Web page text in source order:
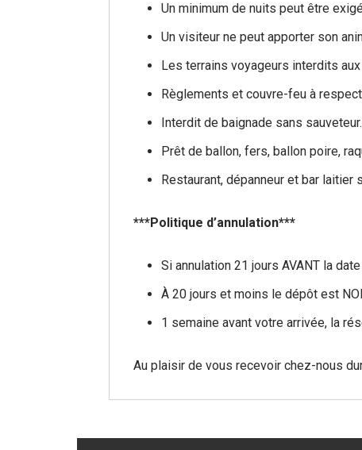
Un minimum de nuits peut être
Un visiteur ne peut apporter son
Les terrains voyageurs interdits
Règlements et couvre-feu à
Interdit de baignade sans sauveteur.
Prêt de ballon, fers, ballon poire,
Restaurant, dépanneur et bar laitier
***Politique d’annulation***
Si annulation 21 jours AVANT la
À 20 jours et moins le dépôt est
1 semaine avant votre arrivée, la
Au plaisir de vous recevoir chez-nous